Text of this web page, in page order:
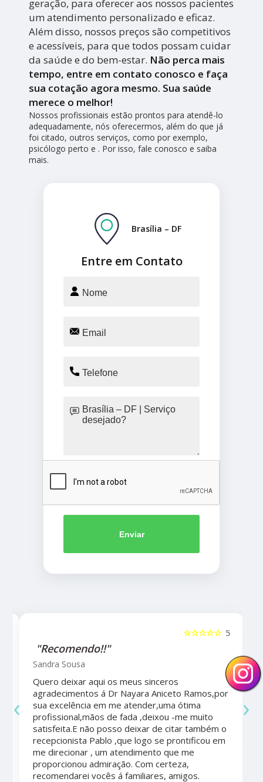
geração, para oferecer aos nossos pacientes
um atendimento personalizado e eficaz.
Além disso, nossos preços são competitivos
e acessíveis, para que todos possam cuidar
da saúde e do bem-estar. Não perca mais
tempo, entre em contato conosco e faça
sua cotação agora mesmo. Sua saúde
merece o melhor!
Nossos profissionais estão prontos para atendê-lo
adequadamente, nós oferecermos, além do que já
foi citado, outros serviços, como por exemplo,
psicólogo perto e . Por isso, fale conosco e saiba
mais.
Entre em Contato
Brasília – DF
Enviar
5
☆☆☆☆☆
"Recomendo!!"
Sandra Sousa
Quero deixar aqui os meus sinceros
agradecimentos á Dr Nayara Aniceto Ramos,por
sua excelência em me atender,uma ótima
profissional,mãos de fada ,deixou -me muito
satisfeita.E não posso deixar de citar também o
recepcionista Pablo ,que logo se prontificou em
me direcionar , um atendimento que me
proporcionou admiração. Com certeza,
recomendarei vocês á familiares, amigos.
‹ ›